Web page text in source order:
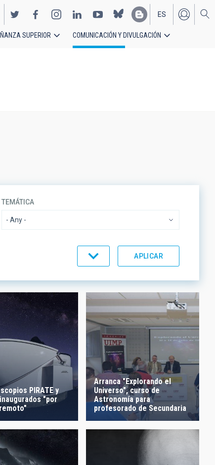
EN
ES
SUPERIOR COMUNICACIÓN Y DIVULGACIÓN
TEMÁTICA
- Any -
ORDEN
PIRATE y
"por
Arranca "Explorando el
Universo", curso de
Astronomía para
profesorado de Secundaria